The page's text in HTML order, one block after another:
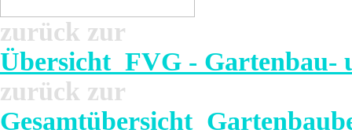
zurück zur
Übersicht FVG - Gartenbau-
zurück zur
Gesamtübersicht